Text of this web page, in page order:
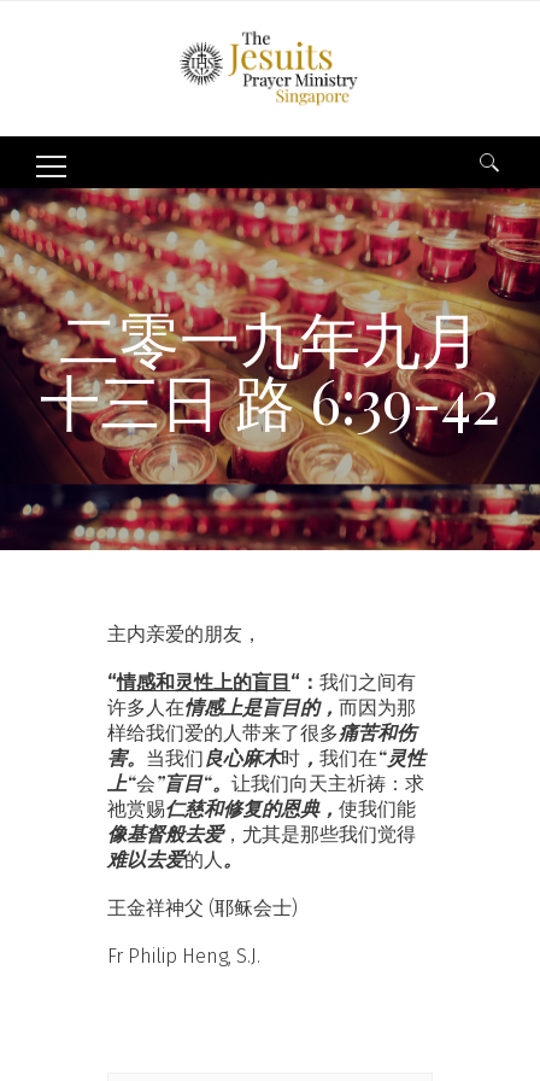
Search
for:
二零一九年九月
十三日 路 6:39-42
主内亲爱的朋友，
“情感和灵性上的盲目“： 我们之间有
许多人在情感上是盲目的， 而因为那
样给我们爱的人带来了很多痛苦和伤
害。 当我们 良心麻木时 ， 我们在“灵性
上“会”盲目“。 让我们向天主祈祷：求
祂赏赐仁慈和修复的恩典， 使我们能
像基督般去爱，尤其是那些我们觉得
难以去爱的人 。
王金祥神父 (耶稣会士)
Fr Philip Heng, S.J.